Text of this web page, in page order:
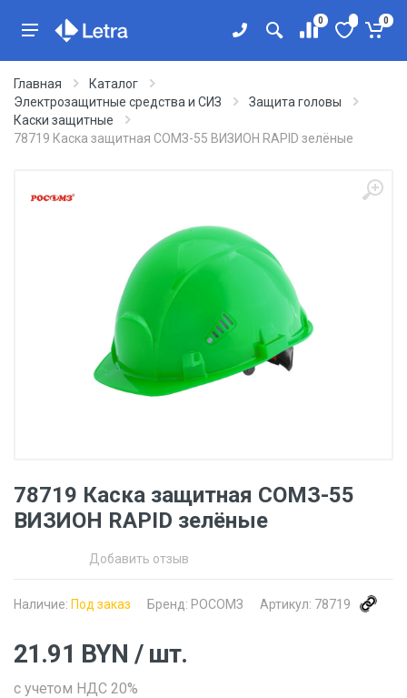
0 0
Главная
Каталог
Электрозащитные средства и СИЗ
Защита головы
Каски защитные
78719 Каска защитная СОМЗ-55 ВИЗИОН RAPID зелёные
78719 Каска защитная СОМЗ-55
ВИЗИОН RAPID зелёные
Добавить отзыв
Наличие: Под заказ Бренд: РОСОМЗ Артикул: 78719
21.91 BYN / шт.
с учетом НДС 20%